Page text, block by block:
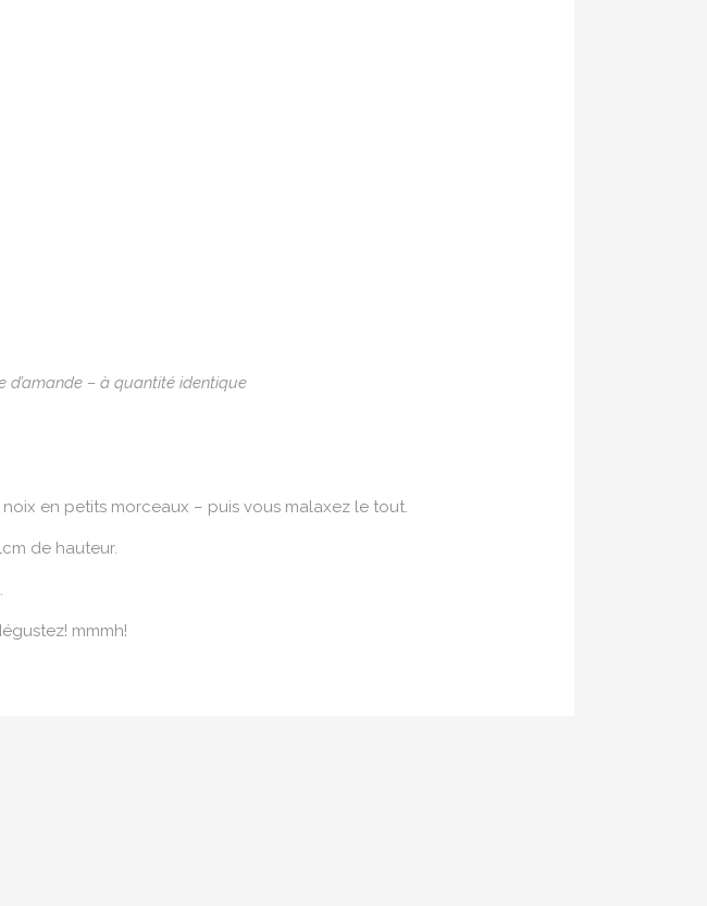
– à quantité identique
en petits morceaux – puis vous malaxez le tout.
de hauteur.
mmmh!